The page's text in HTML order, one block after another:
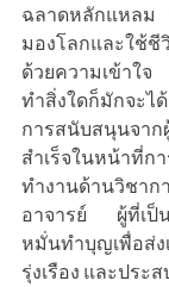
ฉลาดหลักแหลม
มองโลกและใช้ชี
ด้วยความเข้าใ
ทำสิ่งใดก็มักจะไ
การสนับสนุนจ
สำเร็จในหน้าที่ก
ทำงานด้านวิชา
อาจารย์ ผู้ที่เป็น
หมั่นทำบุญเพื่อส่
รุ่งเรือง และประ